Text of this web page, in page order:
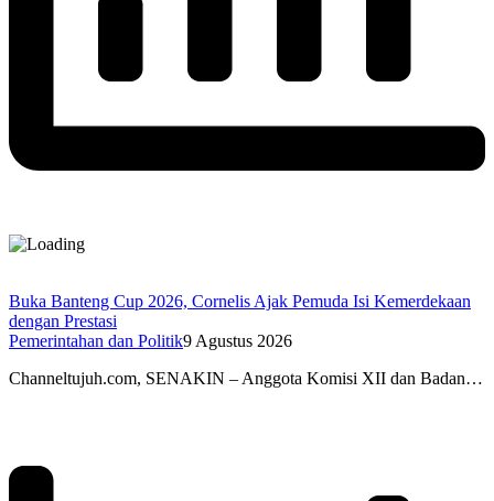
Buka Banteng Cup 2026, Cornelis Ajak Pemuda Isi Kemerdekaan
dengan Prestasi
Pemerintahan dan Politik9 Agustus 2026
Channeltujuh.com, SENAKIN – Anggota Komisi XII dan Badan…